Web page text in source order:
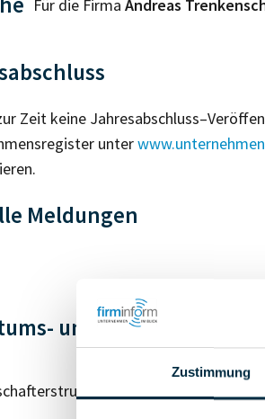
Zustimmung
Für die Firma Andreas
Zeit keine
unter
Meldungen
und Kontrollstruktur